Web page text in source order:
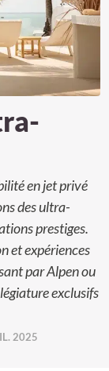
en jet privé
des ultra-
prestiges.
et expériences
par Alpen ou
exclusifs
2025